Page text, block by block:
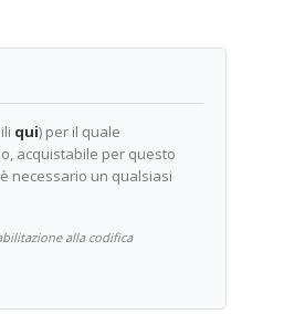
qui) per il quale
acquistabile per questo
necessario un qualsiasi
alla codifica